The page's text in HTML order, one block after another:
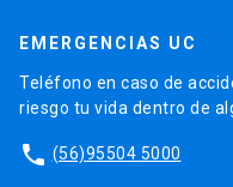
EMERGENCIAS UC
Teléfono en caso de
riesgo tu vida dentro de
phone (56)95504 5000